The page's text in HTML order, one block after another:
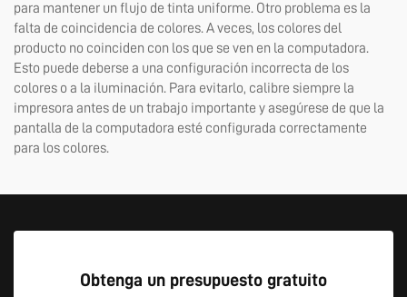
para mantener un flujo de tinta uniforme. Otro problema es la
falta de coincidencia de colores. A veces, los colores del
producto no coinciden con los que se ven en la computadora.
Esto puede deberse a una configuración incorrecta de los
colores o a la iluminación. Para evitarlo, calibre siempre la
impresora antes de un trabajo importante y asegúrese de que la
pantalla de la computadora esté configurada correctamente
para los colores.
Obtenga un presupuesto gratuito